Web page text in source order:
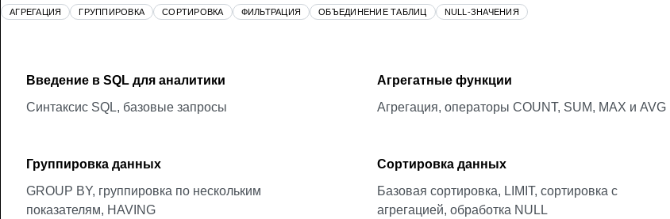
АГРЕГАЦИЯ ГРУППИРОВКА СОРТИРОВКА ФИЛЬТРАЦИЯ ОБЪЕДИНЕНИЕ ТАБЛИЦ NULL-ЗНАЧЕНИЯ
Введение в SQL для аналитики
Синтаксис SQL, базовые запросы
Агрегатные функции
Агрегация, операторы COUNT, SUM, MAX и AVG
Группировка данных
GROUP BY, группировка по нескольким
показателям, HAVING
Сортировка данных
Базовая сортировка, LIMIT, сортировка с
агрегацией, обработка NULL